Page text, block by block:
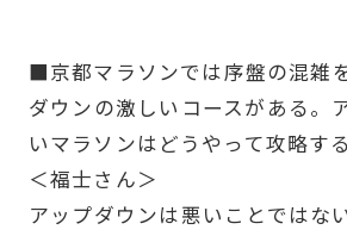
■京都マラソンでは序盤の混雑
ダウンの激しいコースがある。
いマラソンはどうやって攻略す
＜福士さん＞
アップダウンは悪いことではな